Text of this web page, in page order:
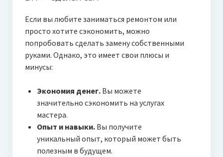
Если вы любите заниматься ремонтом или
просто хотите сэкономить, можно
попробовать сделать замену собственными
руками. Однако, это имеет свои плюсы и
минусы:
Экономия денег.Вы можете
значительно сэкономить на услугах
мастера.
Опыт и навыки.Вы получите
уникальный опыт, который может быть
полезным в будущем.